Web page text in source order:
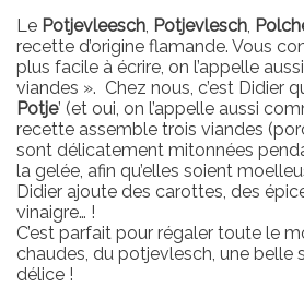
Le Potjevleesch, Potjevlesch,
recette d’origine flamande. Vous
plus facile à écrire, on l’appelle
viandes ». Chez nous, c’est Didier
Potje’ (et oui, on l’appelle aussi
recette assemble trois viandes
sont délicatement mitonnées
la gelée, afin qu’elles soient
Didier ajoute des carottes, des
vinaigre… !
C’est parfait pour régaler toute le
chaudes, du potjevlesch, une belle
délice !